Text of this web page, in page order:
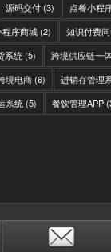
源码交付(3) 点餐小程
序商城(2) 知识付费
系统(5) 跨境供应链一
境电商(6) 进销存管理
系统(5) 餐饮管理APP
-软件开发，国际快递转